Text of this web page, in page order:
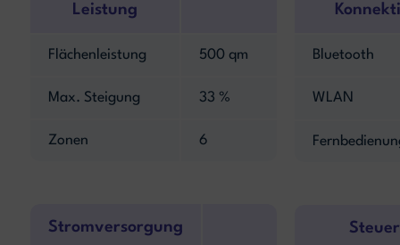
Leistung
Flächenleistung 500 qm
Max. Steigung 33 %
Zonen 6
Stromversorgung
Bluetooth
WLAN